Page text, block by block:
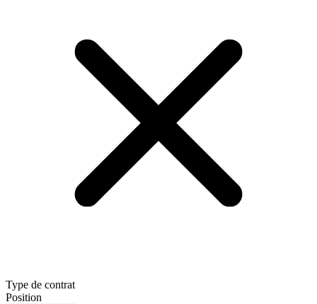
Type de contrat
Position